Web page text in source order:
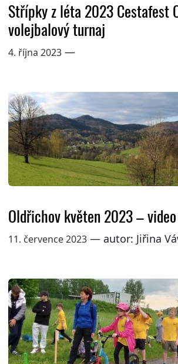
Střípky z léta 2023 Cestafest
volejbalový turnaj
4. října 2023—
Oldřichov květen 2023 – video
11. července 2023— autor: Jiřina